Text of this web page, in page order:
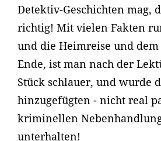
Detektiv-Geschichten mag,
richtig! Mit vielen Fakten
und die Heimreise und dem
Ende, ist man nach der
Stück schlauer, und wurde
hinzugefügten - nicht real
kriminellen
unterhalten!